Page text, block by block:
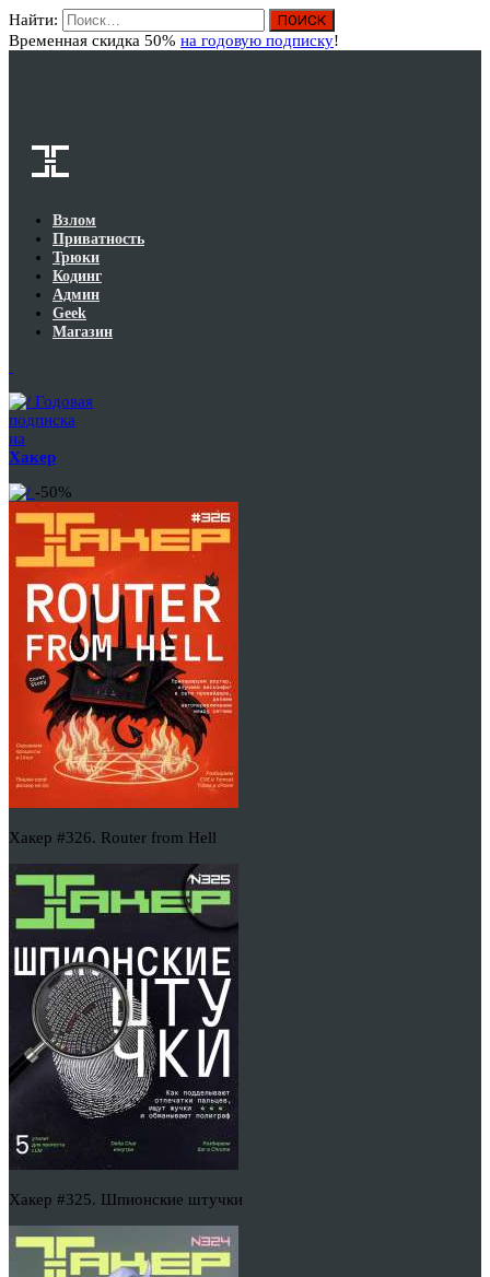
Найти:
Временная скидка 50% на годовую подписку!
Взлом
Приватность
Трюки
Кодинг
Админ
Geek
Магазин
Годовая
подписка
на
Хакер
-50%
Хакер #326. Router from Hell
Хакер #325. Шпионские штучки